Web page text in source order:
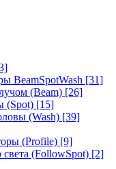
BeamSpotWash [31]
(Beam) [26]
(Spot) [15]
(Wash) [39]
(Profile) [9]
(FollowSpot) [2]